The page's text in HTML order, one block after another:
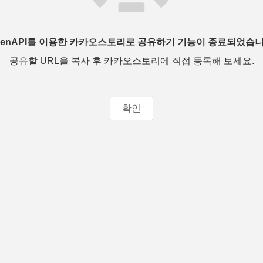
를 이용한 카카오스토리로 공유하기 기능이 종료되었습
공유할 URL을 복사 후 카카오스토리에 직접 등록해 보세요.
확인